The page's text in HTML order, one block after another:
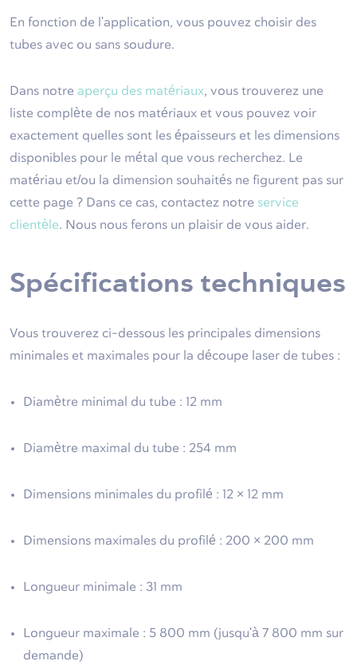
En fonction de l'application, vous pouvez choisir des
tubes avec ou sans soudure.
Dans notre aperçu des matériaux, vous trouverez une
liste complète de nos matériaux et vous pouvez voir
exactement quelles sont les épaisseurs et les dimensions
disponibles pour le métal que vous recherchez. Le
matériau et/ou la dimension souhaités ne figurent pas sur
cette page ? Dans ce cas, contactez notre service
clientèle. Nous nous ferons un plaisir de vous aider.
Spécifications techniques
Vous trouverez ci-dessous les principales dimensions
minimales et maximales pour la découpe laser de tubes :
Diamètre minimal du tube : 12 mm
Diamètre maximal du tube : 254 mm
Dimensions minimales du profilé : 12 × 12 mm
Dimensions maximales du profilé : 200 × 200 mm
Longueur minimale : 31 mm
Longueur maximale : 5 800 mm (jusqu'à 7 800 mm sur
demande)